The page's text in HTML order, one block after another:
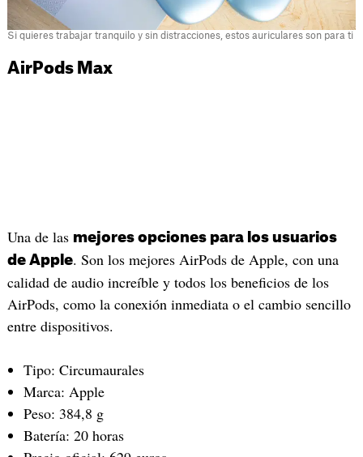
Si quieres trabajar tranquilo y sin distracciones, estos auriculares son para ti
AirPods Max
Una de las mejores opciones para los usuarios
de Apple. Son los mejores AirPods de Apple, con una
calidad de audio increíble y todos los beneficios de los
AirPods, como la conexión inmediata o el cambio sencillo
entre dispositivos.
Tipo: Circumaurales
Marca: Apple
Peso: 384,8 g
Batería: 20 horas